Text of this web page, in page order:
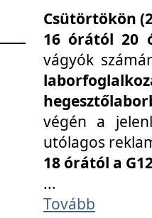
Csütörtökön
16 órától 20
vágyók
végén a
utólagos
18 órától a
...
Tovább